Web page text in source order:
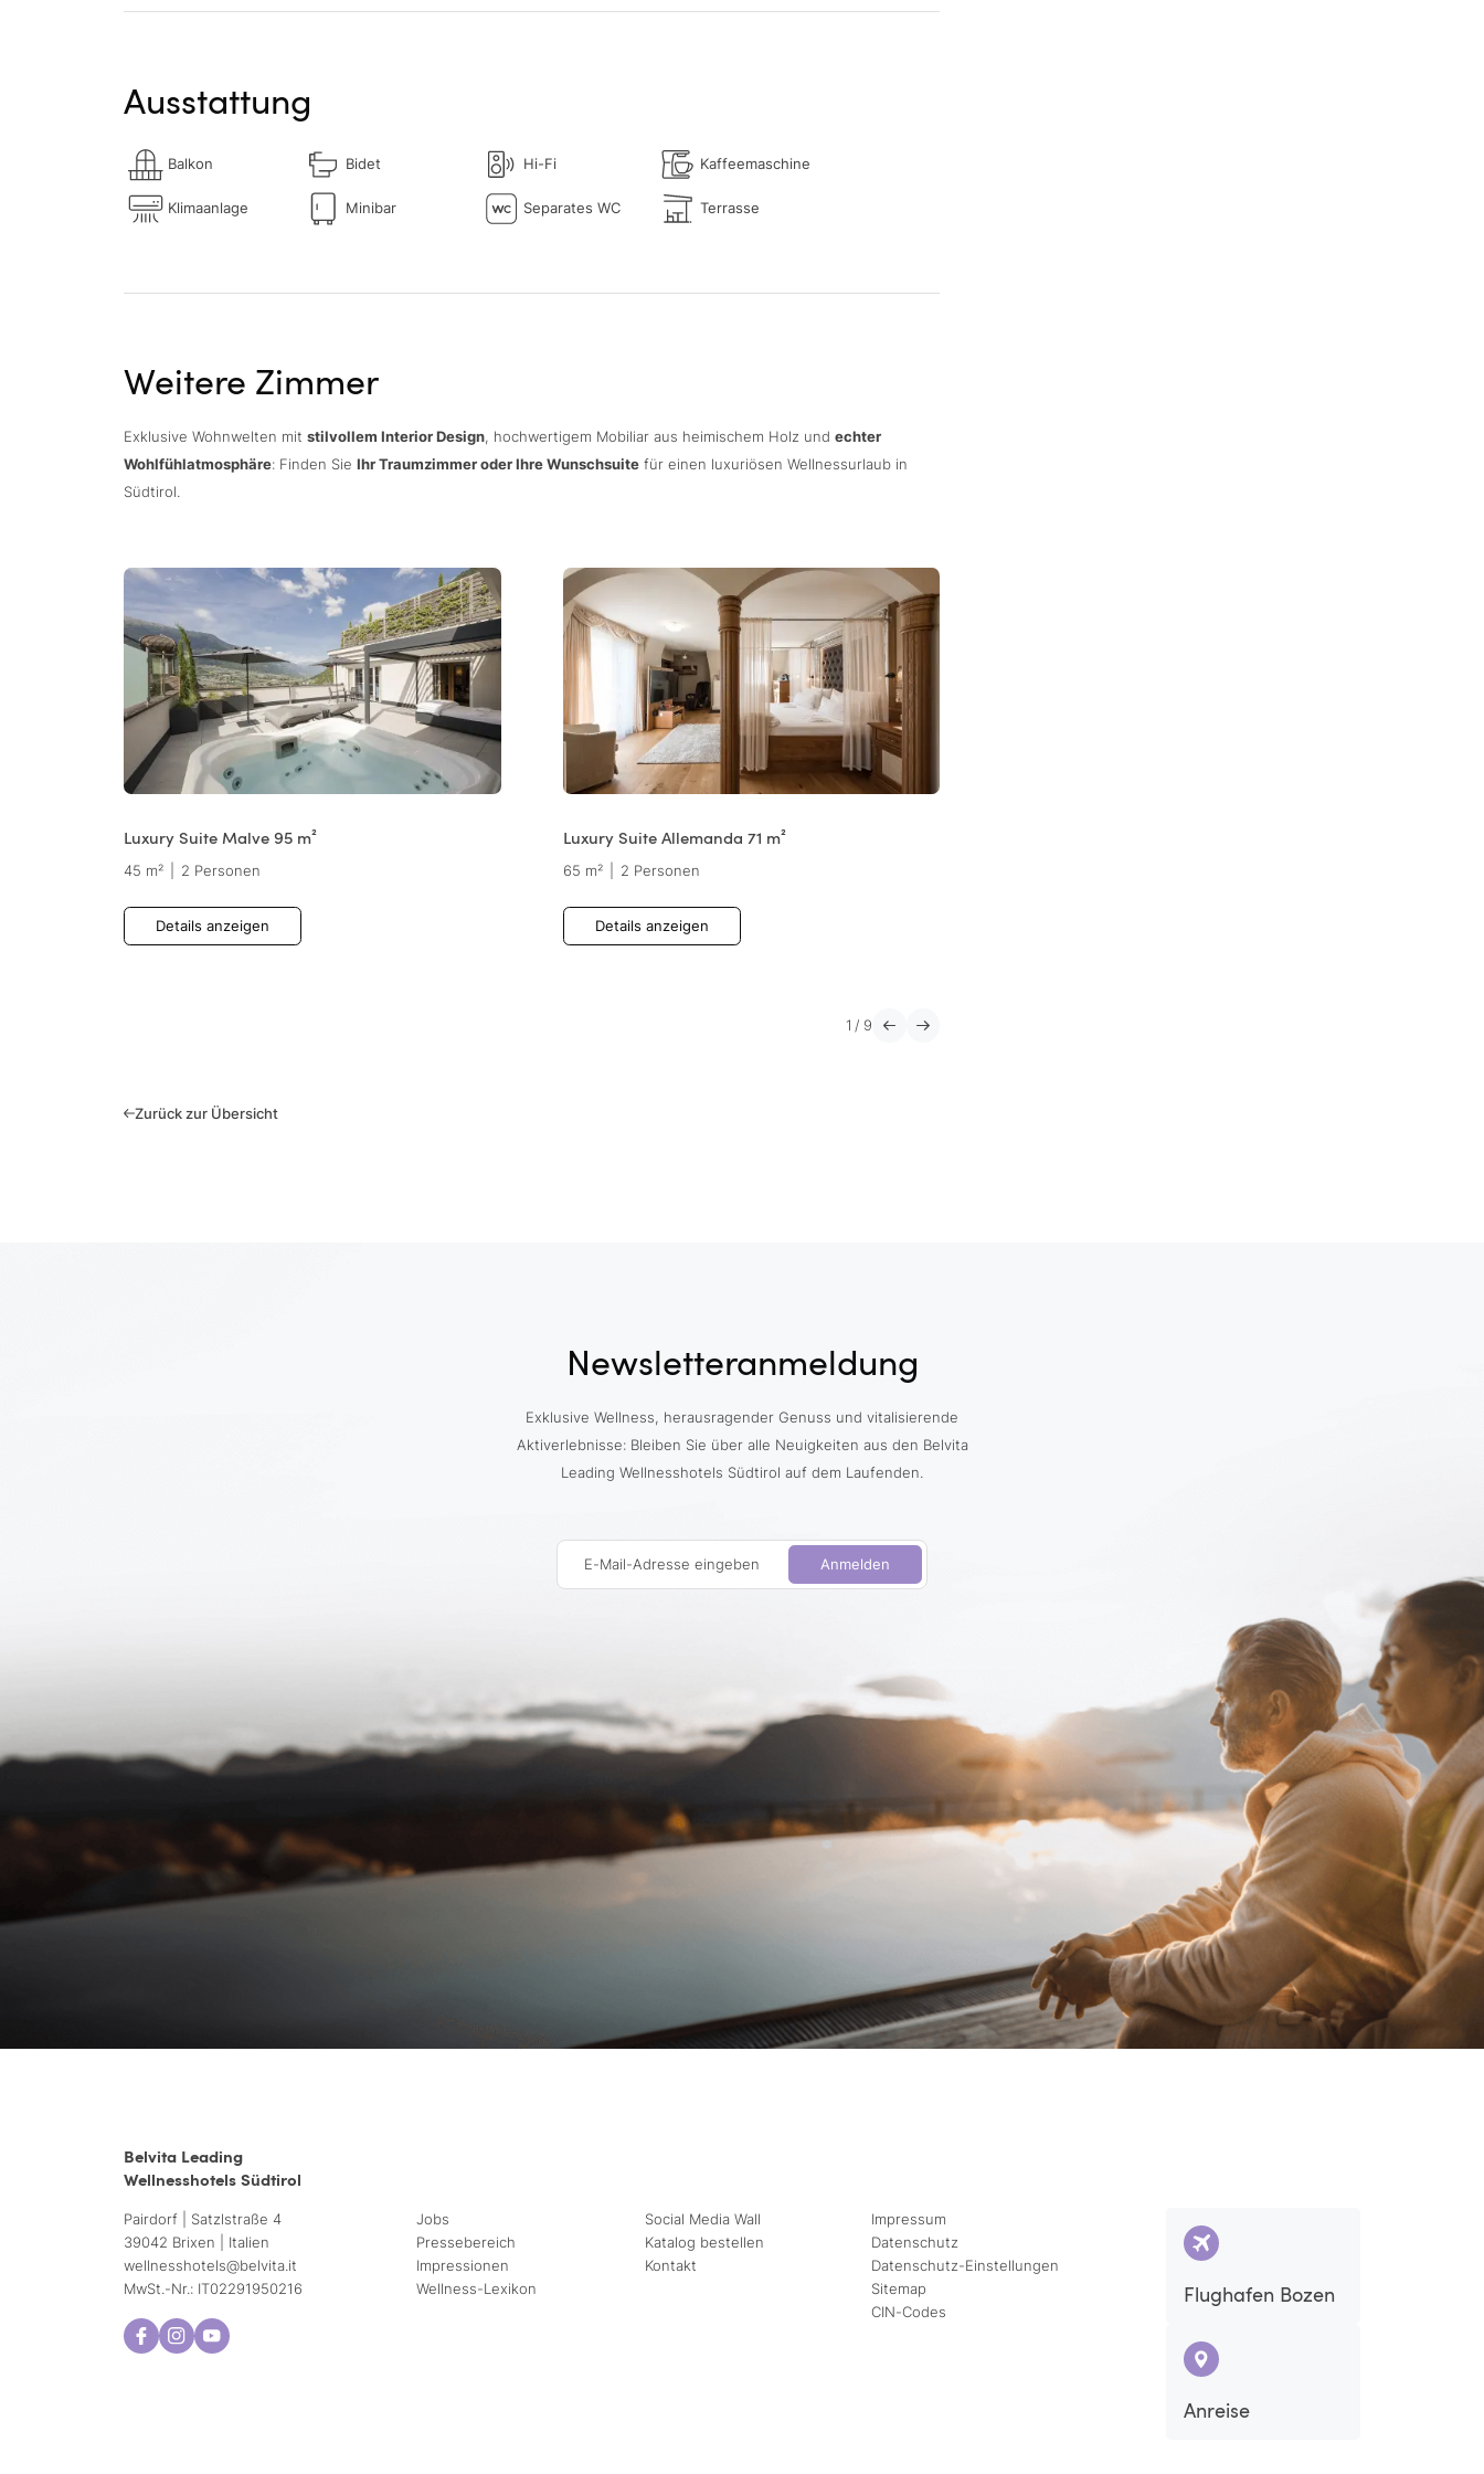
Ausstattung
Balkon Bidet Hi-Fi Kaffeemaschine
Klimaanlage Minibar Separates WC Terrasse
Weitere Zimmer
Exklusive Wohnwelten mit stilvollem Interior Design, hochwertigem Mobiliar aus heimischem Holz und echter
Wohlfühlatmosphäre: Finden Sie Ihr Traumzimmer oder Ihre Wunschsuite für einen luxuriösen Wellnessurlaub in
Südtirol.
Luxury Suite Malve 95 m²
45 m² 2 Personen
Details anzeigen
Luxury Suite Allemanda 71 m²
65 m² 2 Personen
Details anzeigen
1 / 9
Zurück zur Übersicht
Newsletteranmeldung
Exklusive Wellness, herausragender Genuss und vitalisierende
Aktiverlebnisse: Bleiben Sie über alle Neuigkeiten aus den Belvita
Leading Wellnesshotels Südtirol auf dem Laufenden.
E-Mail-Adresse eingeben Anmelden
Belvita Leading
Wellnesshotels Südtirol
Pairdorf | Satzlstraße 4
39042 Brixen | Italien
wellnesshotels@belvita.it
MwSt.-Nr.: IT02291950216
Jobs
Pressebereich
Impressionen
Wellness-Lexikon
Social Media Wall
Katalog bestellen
Kontakt
Impressum
Datenschutz
Datenschutz-Einstellungen
Sitemap
CIN-Codes
Flughafen Bozen
Anreise